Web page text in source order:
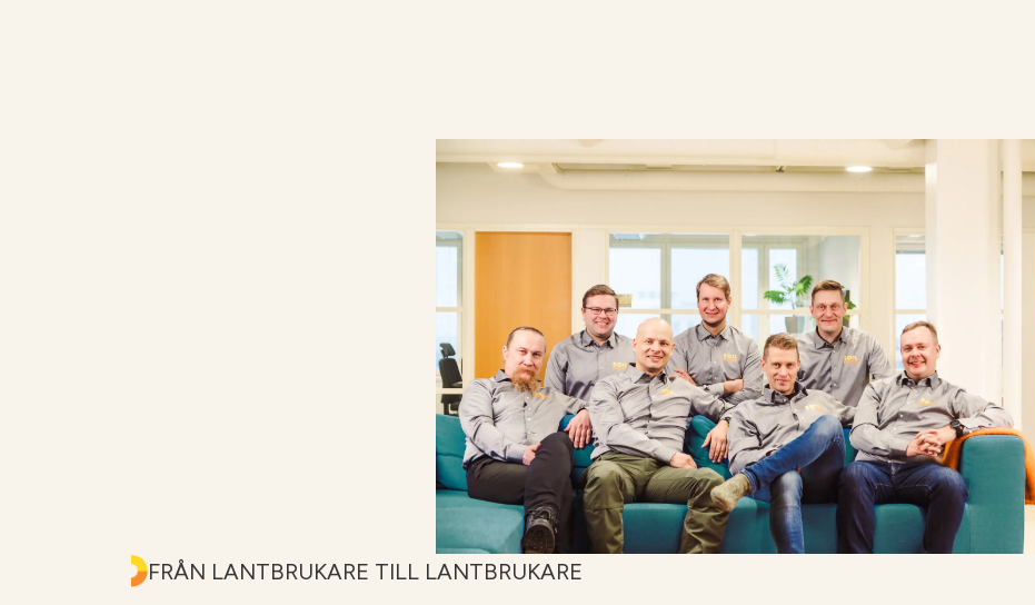
FRÅN LANTBRUKARE TILL LANTBRUKARE